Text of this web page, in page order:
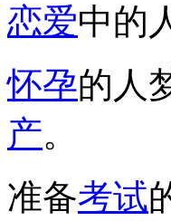
恋爱中的
怀孕的人
产。
准备考试